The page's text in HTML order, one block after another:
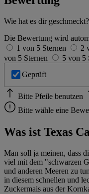
Wie hat es dir geschmeckt?
Die Bewertung wird
1 von 5 Sternen
2
von 5 Sternen
5 von 5
Geprüft
Bitte Pfeile benutzen
Bitte wähle eine
Was ist Texas
Man soll ja meinen, dass
viel mit dem "schwarzen
und anderen Meeren zu
in diesem schnellen und
Zuckermais aus der
im Impressum